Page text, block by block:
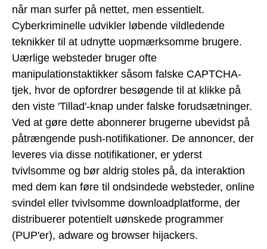
når man surfer på nettet, men essentielt.
Cyberkriminelle udvikler løbende vildledende
teknikker til at udnytte uopmærksomme brugere.
Uærlige websteder bruger ofte
manipulationstaktikker såsom falske CAPTCHA-
tjek, hvor de opfordrer besøgende til at klikke på
den viste 'Tillad'-knap under falske forudsætninger.
Ved at gøre dette abonnerer brugerne ubevidst på
påtrængende push-notifikationer. De annoncer, der
leveres via disse notifikationer, er yderst
tvivlsomme og bør aldrig stoles på, da interaktion
med dem kan føre til ondsindede websteder, online
svindel eller tvivlsomme downloadplatforme, der
distribuerer potentielt uønskede programmer
(PUP'er), adware og browser hijackers.